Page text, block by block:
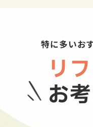
特に多いお
リ
お